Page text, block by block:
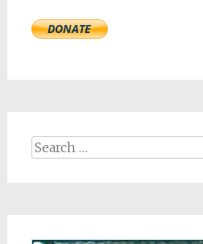
Search
for: